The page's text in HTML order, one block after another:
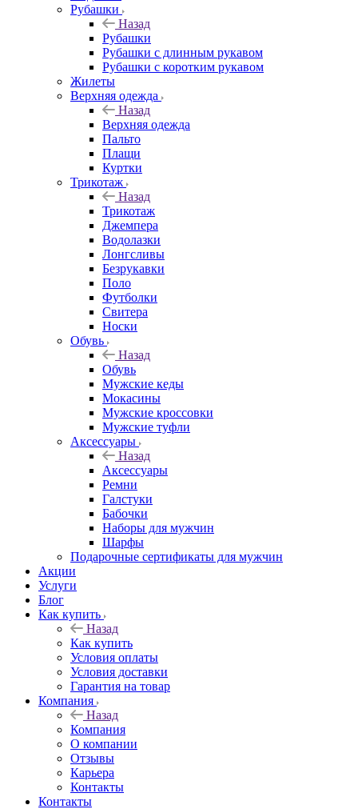
Рубашки
Назад
Рубашки
Рубашки с длинным рукавом
Рубашки с коротким рукавом
Жилеты
Верхняя одежда
Назад
Верхняя одежда
Пальто
Плащи
Куртки
Трикотаж
Назад
Трикотаж
Джемпера
Водолазки
Лонгсливы
Безрукавки
Поло
Футболки
Свитера
Носки
Обувь
Назад
Обувь
Мужские кеды
Мокасины
Мужские кроссовки
Мужские туфли
Аксессуары
Назад
Аксессуары
Ремни
Галстуки
Бабочки
Наборы для мужчин
Шарфы
Подарочные сертификаты для мужчин
Акции
Услуги
Блог
Как купить
Назад
Как купить
Условия оплаты
Условия доставки
Гарантия на товар
Компания
Назад
Компания
О компании
Отзывы
Карьера
Контакты
Контакты